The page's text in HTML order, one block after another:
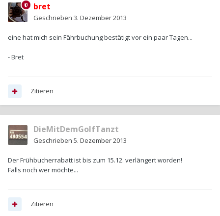
bret
Geschrieben 3. Dezember 2013
eine hat mich sein Fährbuchung bestätigt vor ein paar Tagen...
- Bret
Zitieren
DieMitDemGolfTanzt
Geschrieben 5. Dezember 2013
Der Frühbucherrabatt ist bis zum 15.12. verlängert worden!
Falls noch wer möchte...
Zitieren